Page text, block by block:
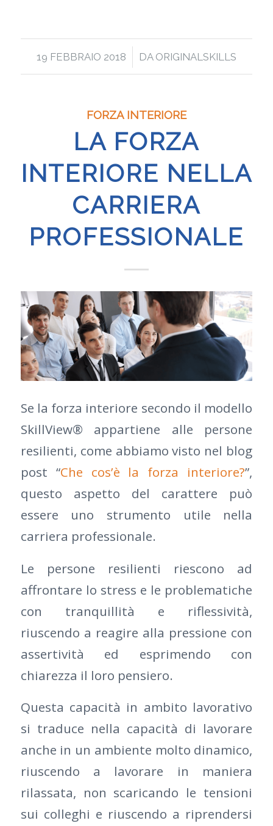
19 FEBBRAIO 2018
/ DA ORIGINALSKILLS
FORZA INTERIORE
LA FORZA
INTERIORE NELLA
CARRIERA
PROFESSIONALE
Se la forza interiore secondo il modello
SkillView® appartiene alle persone
resilienti, come abbiamo visto nel blog
post “Che cos’è la forza interiore?”,
questo aspetto del carattere può
essere uno strumento utile nella
carriera professionale.
Le persone resilienti riescono ad
affrontare lo stress e le problematiche
con tranquillità e riflessività,
riuscendo a reagire alla pressione con
assertività ed esprimendo con
chiarezza il loro pensiero.
Questa capacità in ambito lavorativo
si traduce nella capacità di lavorare
anche in un ambiente molto dinamico,
riuscendo a lavorare in maniera
rilassata, non scaricando le tensioni
sui colleghi e riuscendo a riprendersi